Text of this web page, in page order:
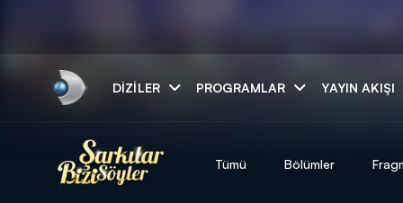
DIZILER PROGRAMLAR YAYIN AKIŞI
Tümü Bölümler